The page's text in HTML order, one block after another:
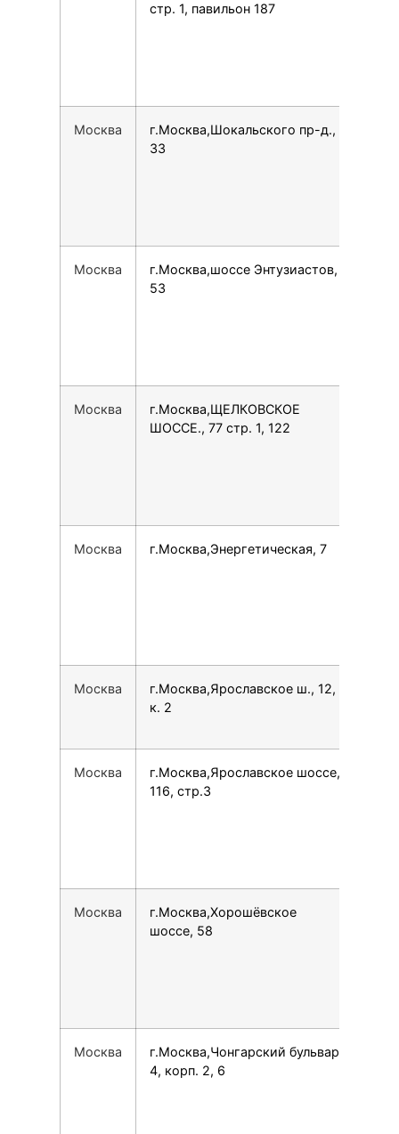
стр. 1, павильон 187
Москва
г.Москва,Шокальского пр-д.,
33
Москва
г.Москва,шоссе Энтузиастов,
53
Москва
г.Москва,ЩЕЛКОВСКОЕ
ШОССЕ., 77 стр. 1, 122
Москва г.Москва,Энергетическая, 7
Москва
г.Москва,Ярославское ш., 12,
к. 2
Москва
г.Москва,Ярославское шоссе,
116, стр.3
Москва
г.Москва,Хорошёвское
шоссе, 58
Москва
г.Москва,Чонгарский бульвар,
4, корп. 2, 6